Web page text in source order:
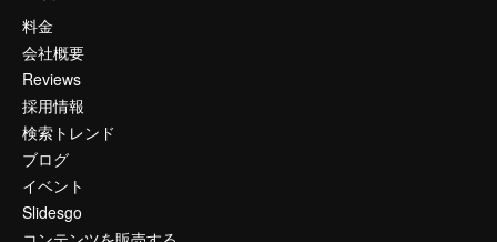
料金
会社概要
Reviews
採用情報
検索トレンド
ブログ
イベント
Slidesgo